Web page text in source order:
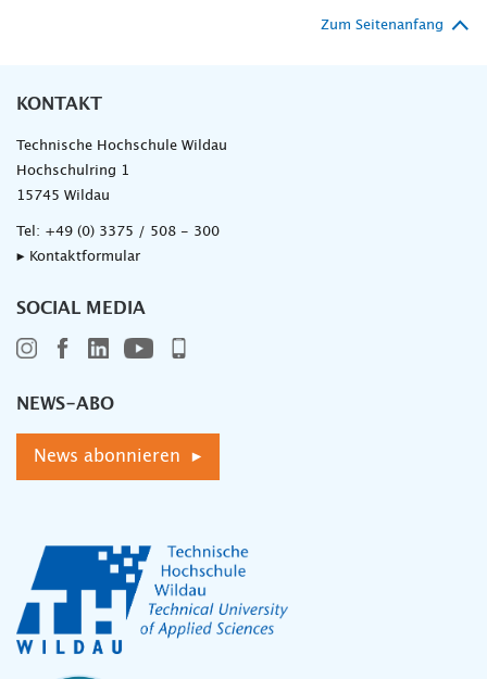
Zum Seitenanfang
KONTAKT
Technische Hochschule Wildau
Hochschulring 1
15745 Wildau
Tel: +49 (0) 3375 / 508 - 300
▸ Kontaktformular
SOCIAL MEDIA
NEWS-ABO
News abonnieren ▸